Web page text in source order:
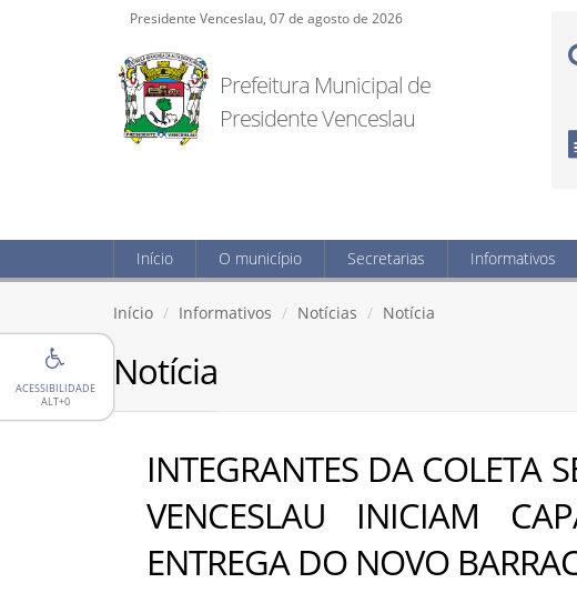
ACESSIBILIDADE
ALT+0
Presidente Venceslau, 07 de agosto de 2026
Prefeitura Municipal de
Presidente Venceslau
Início O município Secretarias Informativos
Início Informativos Notícias Notícia
Notícia
INTEGRANTES DA COLETA
VENCESLAU INICIAM
ENTREGA DO NOVO